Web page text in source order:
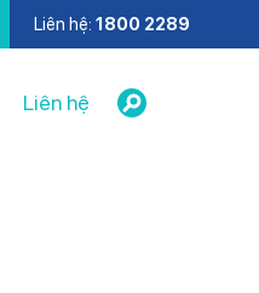
Liên hệ: 1800 2289
Liên hệ